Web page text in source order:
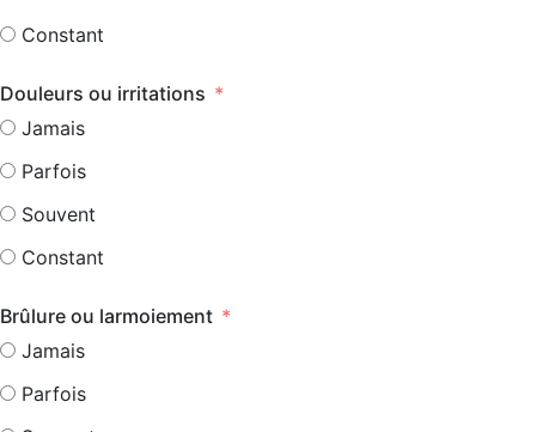
Constant
Douleurs ou irritations
Jamais
Parfois
Souvent
Constant
Brûlure ou larmoiement
Jamais
Parfois